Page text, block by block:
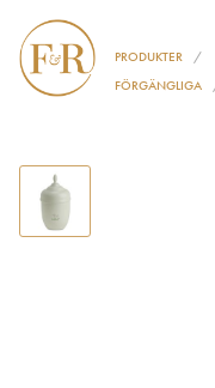
PRODUKTER
FÖRGÄNGLIGA